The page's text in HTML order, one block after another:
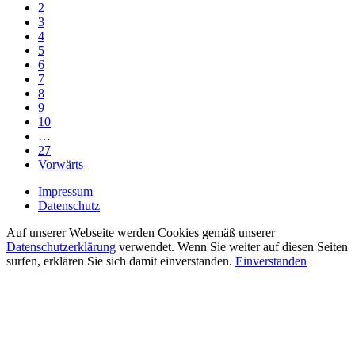
2
3
4
5
6
7
8
9
10
…
27
Vorwärts
Impressum
Datenschutz
Auf unserer Webseite werden Cookies gemäß unserer
Datenschutzerklärung verwendet. Wenn Sie weiter auf diesen Seiten
surfen, erklären Sie sich damit einverstanden. Einverstanden